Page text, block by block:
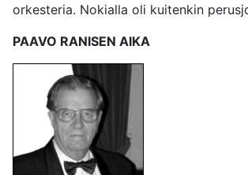
orkesteria. Nokialla oli kuitenkin
PAAVO RANISEN AIKA